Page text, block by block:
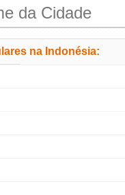
na Indonésia: